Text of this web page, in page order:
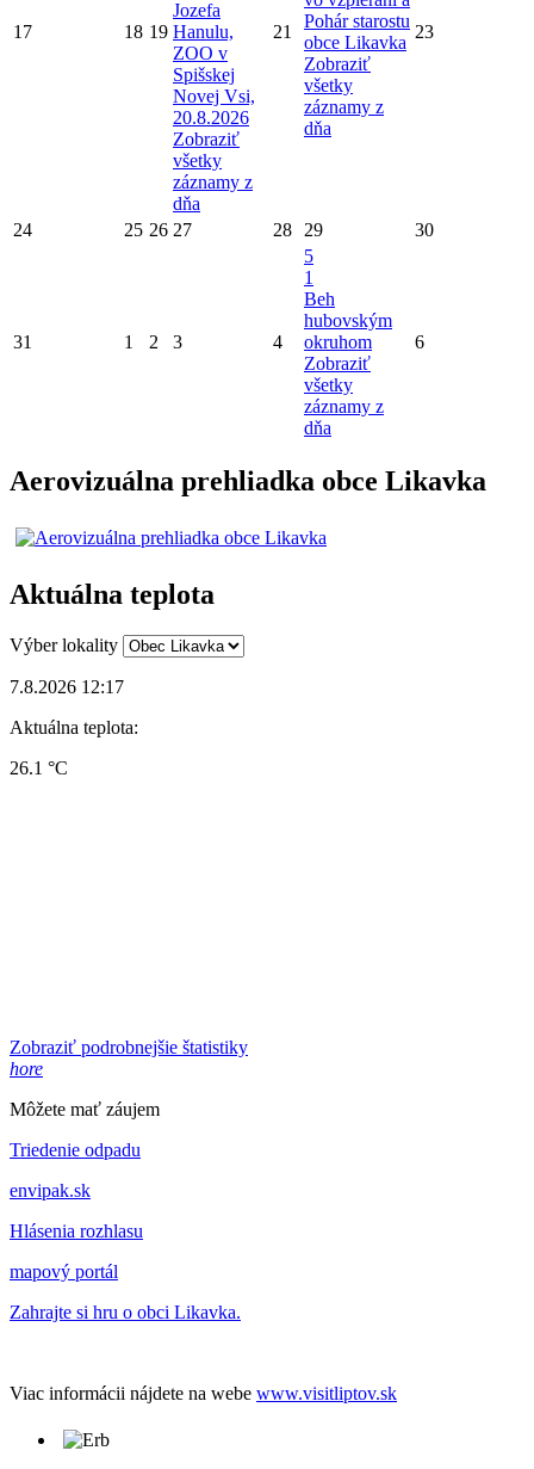
17 18 19
Jozefa
Hanulu,
ZOO v
Spišskej
Novej Vsi,
20.8.2026
Zobraziť
všetky
záznamy z
dňa
21
Pohár starostu
obce Likavka
Zobraziť
všetky
záznamy z
dňa
23
24 25 26 27 28 29 30
31 1 2 3 4
5
1
Beh
hubovským
okruhom
Zobraziť
všetky
záznamy z
dňa
6
Aerovizuálna prehliadka obce Likavka
Aktuálna teplota
Výber lokality
7.8.2026 12:17
Aktuálna teplota:
26.1 °C
Zobraziť podrobnejšie štatistiky
hore
Môžete mať záujem
Triedenie odpadu
envipak.sk
Hlásenia rozhlasu
mapový portál
Zahrajte si hru o obci Likavka.
Viac informácii nájdete na webe www.visitliptov.sk